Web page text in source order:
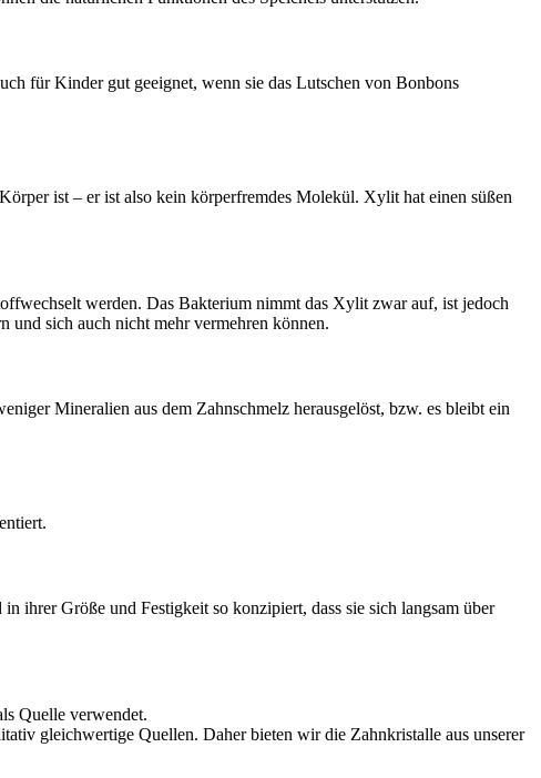
für Kinder gut geeignet, wenn sie das Lutschen von Bonbons
ist – er ist also kein körperfremdes Molekül. Xylit hat einen süßen
werden. Das Bakterium nimmt das Xylit zwar auf, ist jedoch
und sich auch nicht mehr vermehren können.
Mineralien aus dem Zahnschmelz herausgelöst, bzw. es bleibt ein
in ihrer Größe und Festigkeit so konzipiert, dass sie sich langsam über
Quelle verwendet.
gleichwertige Quellen. Daher bieten wir die Zahnkristalle aus unserer